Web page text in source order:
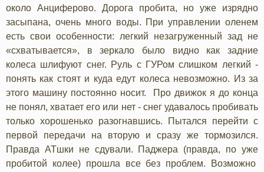
около Анциферово. Дорога пробита, но уже изрядно
засыпана, очень много воды. При управлении оленем
есть свои особенности: легкий незагруженный зад не
«схватывается», в зеркало было видно как задние
колеса шлифуют снег. Руль с ГУРом слишком легкий -
понять как стоят и куда едут колеса невозможно. Из за
этого машину постоянно носит. Про движок я до конца
не понял, хватает его или нет - снег удавалось пробивать
только хорошенько разогнавшись. Пытался перейти с
первой передачи на вторую и сразу же тормозился.
Правда АТшки не сдували. Паджера (правда, по уже
пробитой колее) прошла все без проблем. Возможно